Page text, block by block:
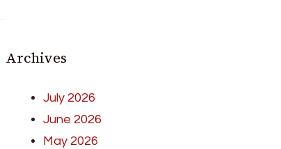
Archives
July 2026
June 2026
May 2026